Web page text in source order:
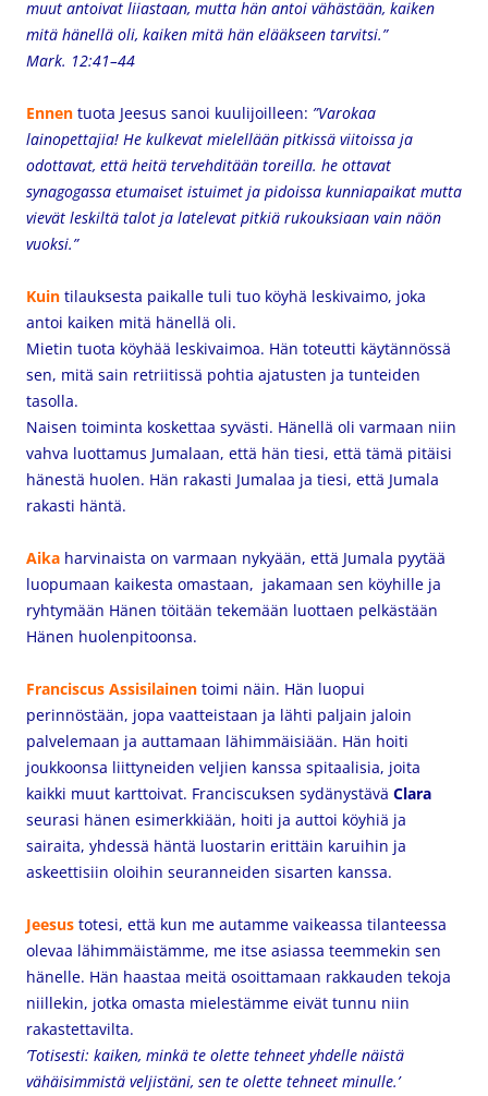
muut antoivat liiastaan, mutta hän antoi vähästään, kaiken
mitä hänellä oli, kaiken mitä hän elääkseen tarvitsi.”
Mark. 12:41–44
Ennen tuota Jeesus sanoi kuulijoilleen: ”Varokaa
lainopettajia! He kulkevat mielellään pitkissä viitoissa ja
odottavat, että heitä tervehditään toreilla. he ottavat
synagogassa etumaiset istuimet ja pidoissa kunniapaikat mutta
vievät leskiltä talot ja latelevat pitkiä rukouksiaan vain näön
vuoksi.”
Kuin tilauksesta paikalle tuli tuo köyhä leskivaimo, joka
antoi kaiken mitä hänellä oli.
Mietin tuota köyhää leskivaimoa. Hän toteutti käytännössä
sen, mitä sain retriitissä pohtia ajatusten ja tunteiden
tasolla.
Naisen toiminta koskettaa syvästi. Hänellä oli varmaan niin
vahva luottamus Jumalaan, että hän tiesi, että tämä pitäisi
hänestä huolen. Hän rakasti Jumalaa ja tiesi, että Jumala
rakasti häntä.
Aika harvinaista on varmaan nykyään, että Jumala pyytää
luopumaan kaikesta omastaan, jakamaan sen köyhille ja
ryhtymään Hänen töitään tekemään luottaen pelkästään
Hänen huolenpitoonsa.
Franciscus Assisilainen toimi näin. Hän luopui
perinnöstään, jopa vaatteistaan ja lähti paljain jaloin
palvelemaan ja auttamaan lähimmäisiään. Hän hoiti
joukkoonsa liittyneiden veljien kanssa spitaalisia, joita
kaikki muut karttoivat. Franciscuksen sydänystävä Clara
seurasi hänen esimerkkiään, hoiti ja auttoi köyhiä ja
sairaita, yhdessä häntä luostarin erittäin karuihin ja
askeettisiin oloihin seuranneiden sisarten kanssa.
Jeesus totesi, että kun me autamme vaikeassa tilanteessa
olevaa lähimmäistämme, me itse asiassa teemmekin sen
hänelle. Hän haastaa meitä osoittamaan rakkauden tekoja
niillekin, jotka omasta mielestämme eivät tunnu niin
rakastettavilta.
’Totisesti: kaiken, minkä te olette tehneet yhdelle näistä
vähäisimmistä veljistäni, sen te olette tehneet minulle.’